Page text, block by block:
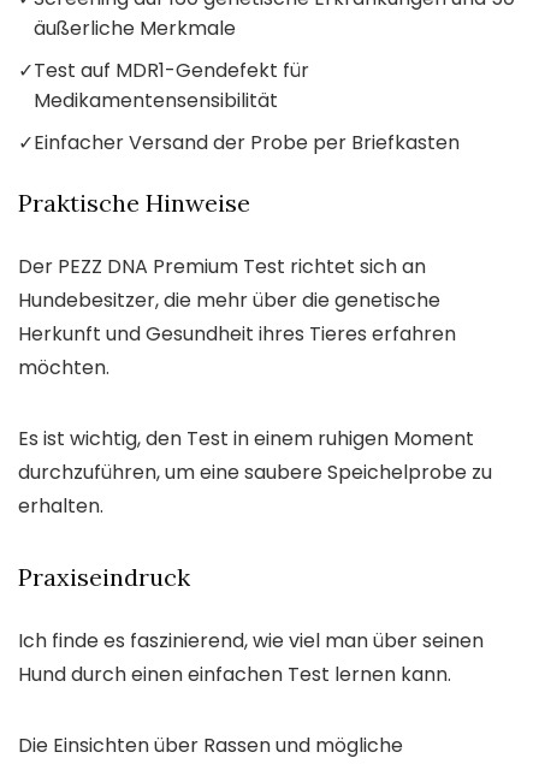
äußerliche Merkmale
✓Test auf MDR1-Gendefekt für
Medikamentensensibilität
✓Einfacher Versand der Probe per Briefkasten
Praktische Hinweise
Der PEZZ DNA Premium Test richtet sich an
Hundebesitzer, die mehr über die genetische
Herkunft und Gesundheit ihres Tieres erfahren
möchten.
Es ist wichtig, den Test in einem ruhigen Moment
durchzuführen, um eine saubere Speichelprobe zu
erhalten.
Praxiseindruck
Ich finde es faszinierend, wie viel man über seinen
Hund durch einen einfachen Test lernen kann.
Die Einsichten über Rassen und mögliche